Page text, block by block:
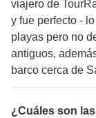
viajero de
y fue perfecto -
playas pero no
antiguos,
barco cerca de
¿Cuáles son